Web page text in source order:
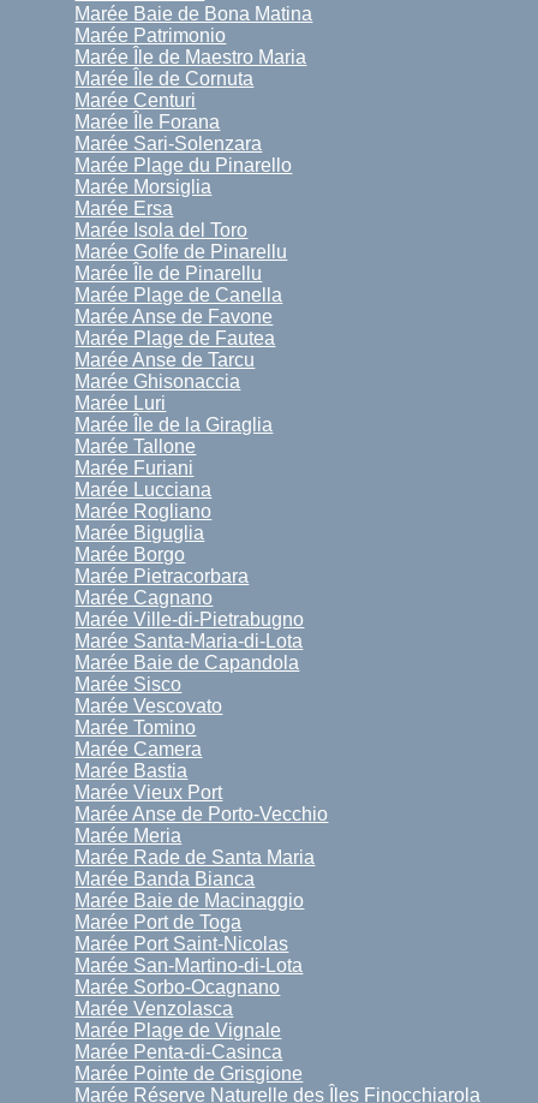
Marée Baie de Bona Matina
Marée Patrimonio
Marée Île de Maestro Maria
Marée Île de Cornuta
Marée Centuri
Marée Île Forana
Marée Sari-Solenzara
Marée Plage du Pinarello
Marée Morsiglia
Marée Ersa
Marée Isola del Toro
Marée Golfe de Pinarellu
Marée Île de Pinarellu
Marée Plage de Canella
Marée Anse de Favone
Marée Plage de Fautea
Marée Anse de Tarcu
Marée Ghisonaccia
Marée Luri
Marée Île de la Giraglia
Marée Tallone
Marée Furiani
Marée Lucciana
Marée Rogliano
Marée Biguglia
Marée Borgo
Marée Pietracorbara
Marée Cagnano
Marée Ville-di-Pietrabugno
Marée Santa-Maria-di-Lota
Marée Baie de Capandola
Marée Sisco
Marée Vescovato
Marée Tomino
Marée Camera
Marée Bastia
Marée Vieux Port
Marée Anse de Porto-Vecchio
Marée Meria
Marée Rade de Santa Maria
Marée Banda Bianca
Marée Baie de Macinaggio
Marée Port de Toga
Marée Port Saint-Nicolas
Marée San-Martino-di-Lota
Marée Sorbo-Ocagnano
Marée Venzolasca
Marée Plage de Vignale
Marée Penta-di-Casinca
Marée Pointe de Grisgione
Marée Réserve Naturelle des Îles Finocchiarola